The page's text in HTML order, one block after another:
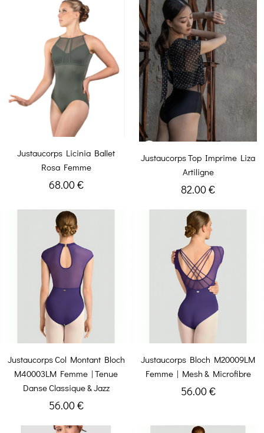
Justaucorps Licinia Ballet
Rosa Femme
68.00 €
Justaucorps Top Imprime Liza
Artiligne
82.00 €
Justaucorps Col Montant Bloch
M40003LM Femme | Tenue
Danse Classique & Jazz
56.00 €
Justaucorps Bloch M20009LM
Femme | Mesh & Microfibre
56.00 €